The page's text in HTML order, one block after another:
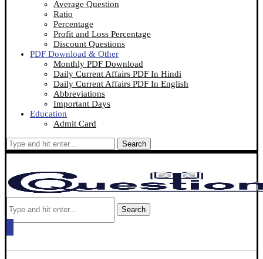
Average Question
Ratio
Percentage
Profit and Loss Percentage
Discount Questions
PDF Download & Other
Monthly PDF Download
Daily Current Affairs PDF In Hindi
Daily Current Affairs PDF In English
Abbreviations
Important Days
Education
Admit Card
Search
Search